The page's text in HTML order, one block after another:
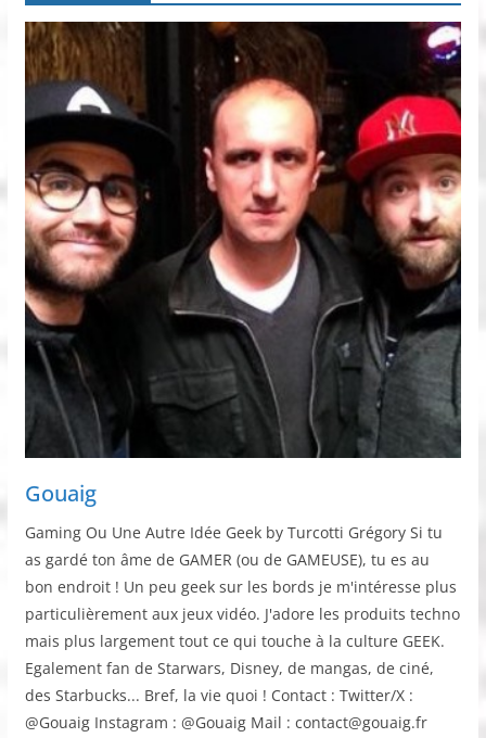
Gouaig
Gaming Ou Une Autre Idée Geek by Turcotti Grégory Si tu
as gardé ton âme de GAMER (ou de GAMEUSE), tu es au
bon endroit ! Un peu geek sur les bords je m'intéresse plus
particulièrement aux jeux vidéo. J'adore les produits techno
mais plus largement tout ce qui touche à la culture GEEK.
Egalement fan de Starwars, Disney, de mangas, de ciné,
des Starbucks... Bref, la vie quoi ! Contact : Twitter/X :
@Gouaig Instagram : @Gouaig Mail : contact@gouaig.fr